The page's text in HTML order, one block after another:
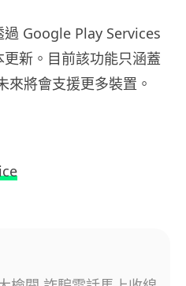
Google Play Services
新。目前該功能只涵蓋
將會支援更多裝置。